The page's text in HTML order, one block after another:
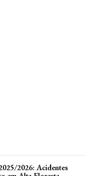
2026: Acidentes